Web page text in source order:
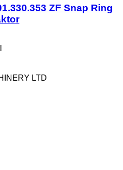
ZF Snap Ring
LTD